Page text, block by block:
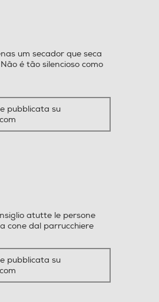
um secador que seca
é tão silencioso como
pubblicata su
atutte le persone
cone dal parrucchiere
pubblicata su